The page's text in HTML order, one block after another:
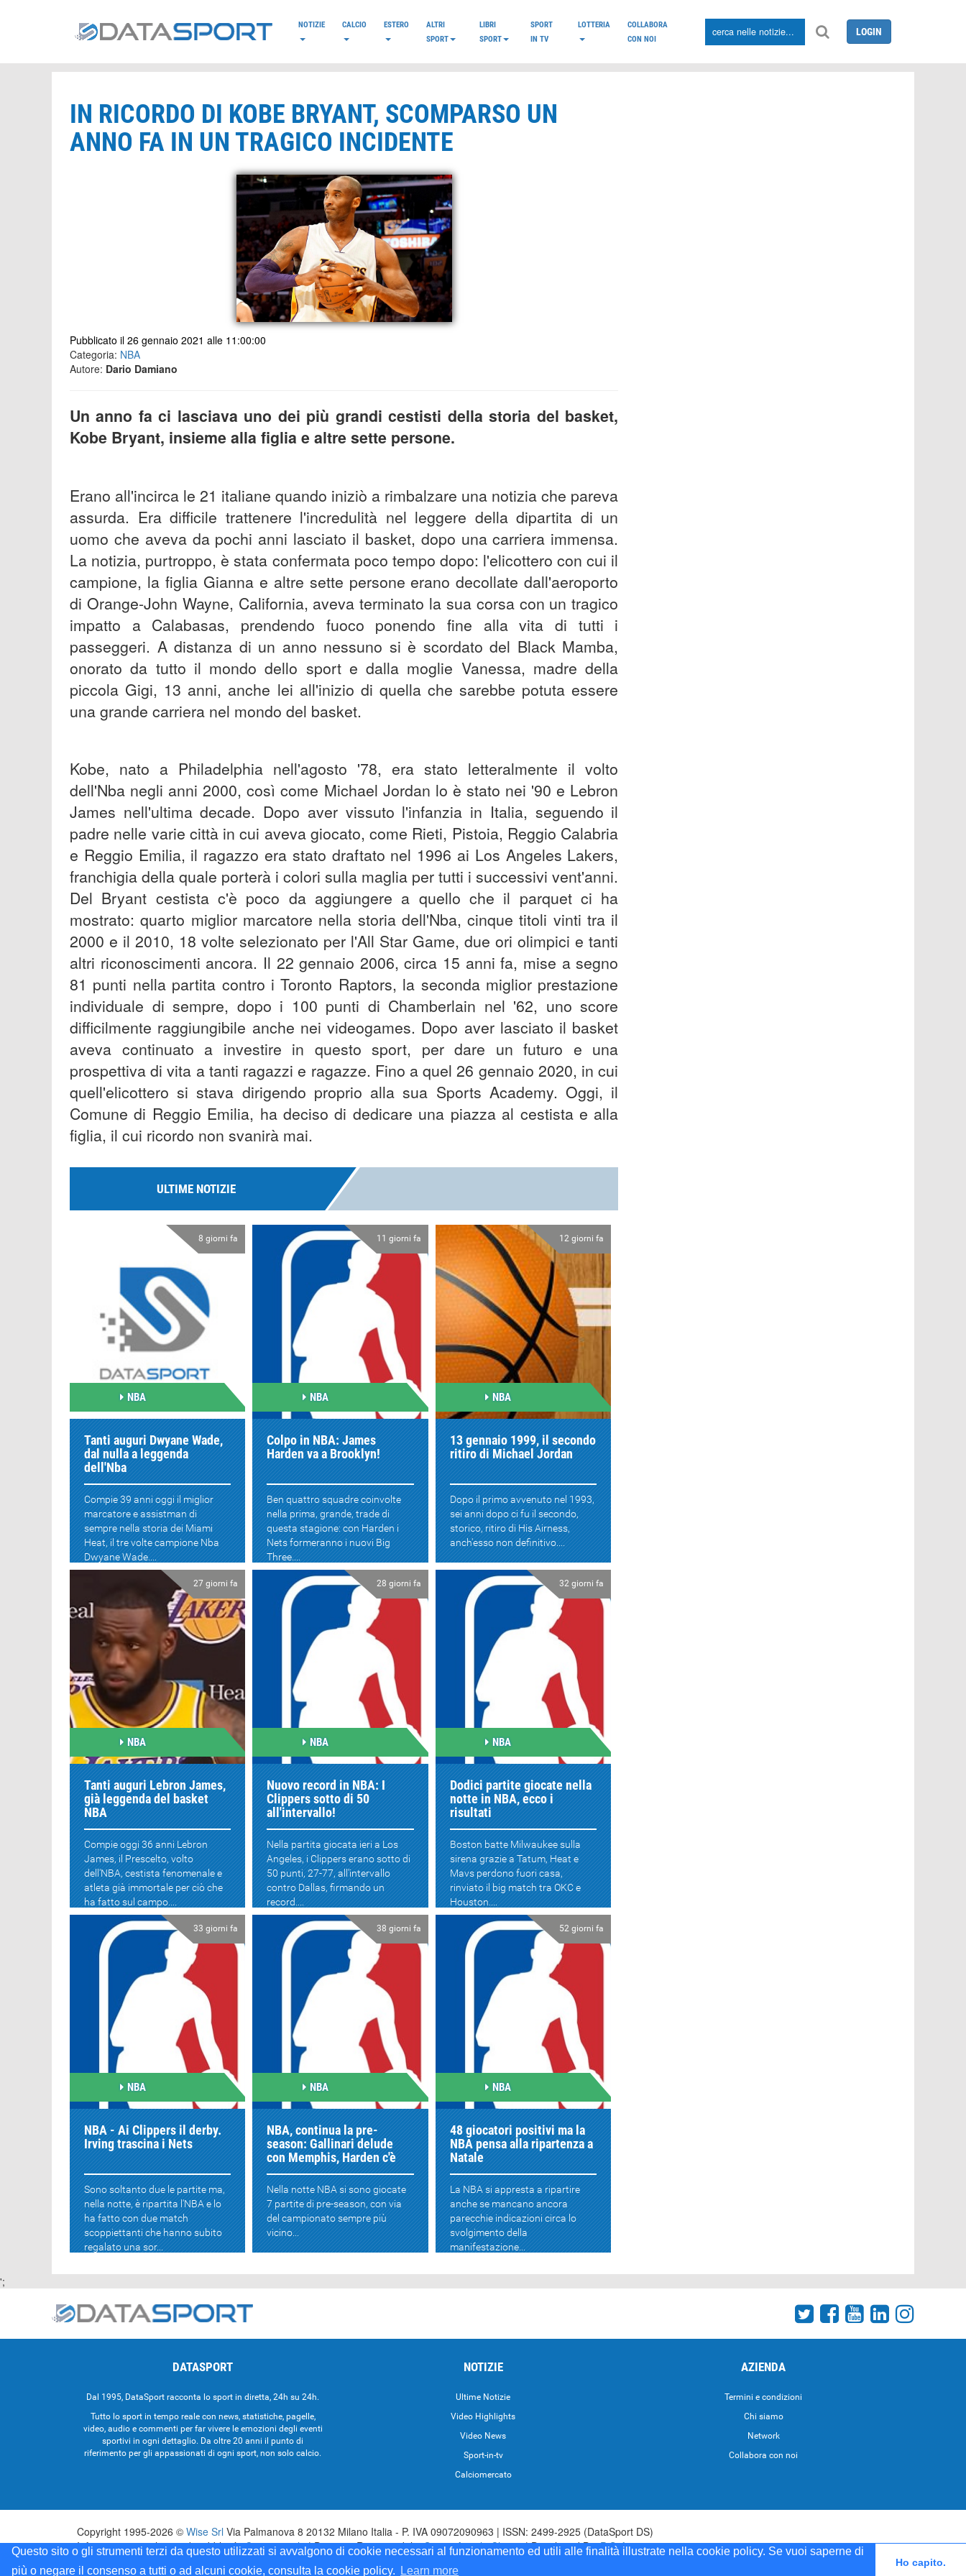
Questo sito o gli strumenti terzi da questo utilizzati si avvalgono di cookie necessari al funzionamento ed utili alle finalità illustrate nella cookie policy. Se vuoi saperne di
più o negare il consenso a tutti o ad alcuni cookie, consulta la cookie policy.
Learn more
Ho capito.
NOTIZIE CALCIO ESTERO
ALTRI
SPORT
LIBRI
SPORT
SPORT
IN TV
LOTTERIA
COLLABORA
CON NOI
LOGIN
IN RICORDO DI KOBE BRYANT, SCOMPARSO UN
ANNO FA IN UN TRAGICO INCIDENTE
Pubblicato il 26 gennaio 2021 alle 11:00:00
Categoria: NBA
Autore: Dario Damiano
Un anno fa ci lasciava uno dei più grandi cestisti della storia del basket,
Kobe Bryant, insieme alla figlia e altre sette persone.
Erano all'incirca le 21 italiane quando iniziò a rimbalzare una notizia che pareva
assurda. Era difficile trattenere l'incredulità nel leggere della dipartita di un
uomo che aveva da pochi anni lasciato il basket, dopo una carriera immensa.
La notizia, purtroppo, è stata confermata poco tempo dopo: l'elicottero con cui il
campione, la figlia Gianna e altre sette persone erano decollate dall'aeroporto
di Orange-John Wayne, California, aveva terminato la sua corsa con un tragico
impatto a Calabasas, prendendo fuoco ponendo fine alla vita di tutti i
passeggeri. A distanza di un anno nessuno si è scordato del Black Mamba,
onorato da tutto il mondo dello sport e dalla moglie Vanessa, madre della
piccola Gigi, 13 anni, anche lei all'inizio di quella che sarebbe potuta essere
una grande carriera nel mondo del basket.
Kobe, nato a Philadelphia nell'agosto '78, era stato letteralmente il volto
dell'Nba negli anni 2000, così come Michael Jordan lo è stato nei '90 e Lebron
James nell'ultima decade. Dopo aver vissuto l'infanzia in Italia, seguendo il
padre nelle varie città in cui aveva giocato, come Rieti, Pistoia, Reggio Calabria
e Reggio Emilia, il ragazzo era stato draftato nel 1996 ai Los Angeles Lakers,
franchigia della quale porterà i colori sulla maglia per tutti i successivi vent'anni.
Del Bryant cestista c'è poco da aggiungere a quello che il parquet ci ha
mostrato: quarto miglior marcatore nella storia dell'Nba, cinque titoli vinti tra il
2000 e il 2010, 18 volte selezionato per l'All Star Game, due ori olimpici e tanti
altri riconoscimenti ancora. Il 22 gennaio 2006, circa 15 anni fa, mise a segno
81 punti nella partita contro i Toronto Raptors, la seconda miglior prestazione
individuale di sempre, dopo i 100 punti di Chamberlain nel '62, uno score
difficilmente raggiungibile anche nei videogames. Dopo aver lasciato il basket
aveva continuato a investire in questo sport, per dare un futuro e una
prospettiva di vita a tanti ragazzi e ragazze. Fino a quel 26 gennaio 2020, in cui
quell'elicottero si stava dirigendo proprio alla sua Sports Academy. Oggi, il
Comune di Reggio Emilia, ha deciso di dedicare una piazza al cestista e alla
figlia, il cui ricordo non svanirà mai.
ULTIME NOTIZIE
8 giorni fa
NBA
Tanti auguri Dwyane Wade,
dal nulla a leggenda
dell'Nba
Compie 39 anni oggi il miglior
marcatore e assistman di
sempre nella storia dei Miami
Heat, il tre volte campione Nba
Dwyane Wade....
11 giorni fa
NBA
Colpo in NBA: James
Harden va a Brooklyn!
Ben quattro squadre coinvolte
nella prima, grande, trade di
questa stagione: con Harden i
Nets formeranno i nuovi Big
Three....
12 giorni fa
NBA
13 gennaio 1999, il secondo
ritiro di Michael Jordan
Dopo il primo avvenuto nel 1993,
sei anni dopo ci fu il secondo,
storico, ritiro di His Airness,
anch'esso non definitivo....
27 giorni fa
NBA
Tanti auguri Lebron James,
già leggenda del basket
NBA
Compie oggi 36 anni Lebron
James, il Prescelto, volto
dell'NBA, cestista fenomenale e
atleta già immortale per ciò che
ha fatto sul campo....
28 giorni fa
NBA
Nuovo record in NBA: I
Clippers sotto di 50
all'intervallo!
Nella partita giocata ieri a Los
Angeles, i Clippers erano sotto di
50 punti, 27-77, all'intervallo
contro Dallas, firmando un
record....
32 giorni fa
NBA
Dodici partite giocate nella
notte in NBA, ecco i
risultati
Boston batte Milwaukee sulla
sirena grazie a Tatum, Heat e
Mavs perdono fuori casa,
rinviato il big match tra OKC e
Houston....
33 giorni fa
NBA
NBA - Ai Clippers il derby.
Irving trascina i Nets
Sono soltanto due le partite ma,
nella notte, è ripartita l'NBA e lo
ha fatto con due match
scoppiettanti che hanno subito
regalato una sor...
38 giorni fa
NBA
NBA, continua la pre-
season: Gallinari delude
con Memphis, Harden c'è
Nella notte NBA si sono giocate
7 partite di pre-season, con via
del campionato sempre più
vicino...
52 giorni fa
NBA
48 giocatori positivi ma la
NBA pensa alla ripartenza a
Natale
La NBA si appresta a ripartire
anche se mancano ancora
parecchie indicazioni circa lo
svolgimento della
manifestazione...
';
DATASPORT
Dal 1995, DataSport racconta lo sport in diretta, 24h su 24h.
Tutto lo sport in tempo reale con news, statistiche, pagelle,
video, audio e commenti per far vivere le emozioni degli eventi
sportivi in ogni dettaglio. Da oltre 20 anni il punto di
riferimento per gli appassionati di ogni sport, non solo calcio.
NOTIZIE
Ultime Notizie
Video Highlights
Video News
Sport-in-tv
Calciomercato
AZIENDA
Termini e condizioni
Chi siamo
Network
Collabora con noi
Copyright 1995-2026 © Wise Srl Via Palmanova 8 20132 Milano Italia - P. IVA 09072090963 | ISSN: 2499-2925 (DataSport DS)
Informazioni e richieste di pubblicità:Commerciale| Direttore Responsabile:Sergio Angelo Chiesa| Developed By:P-Soft
Testata registrata presso il Tribunale di Milano: DataSport iscrizione n.173 del 30/03/1985 - www.datasport.it iscrizione n.255 del 20/04/2001